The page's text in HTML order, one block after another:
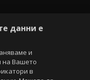
права запазени.
данни е
и
на Вашето
в